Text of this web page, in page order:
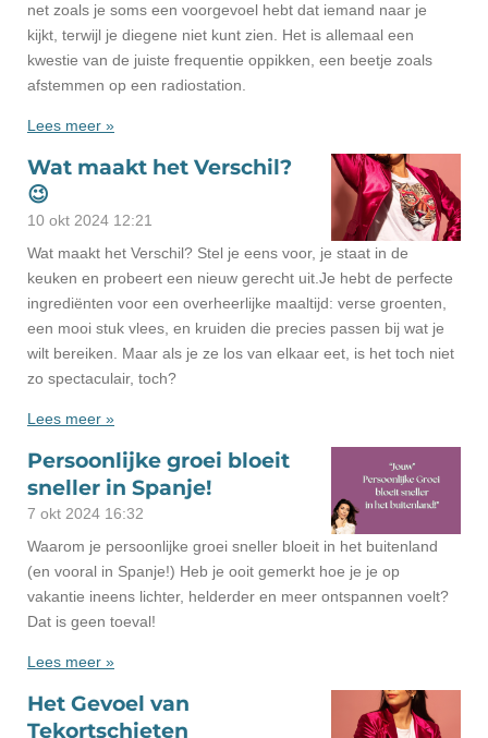
net zoals je soms een voorgevoel hebt dat iemand naar je
kijkt, terwijl je diegene niet kunt zien. Het is allemaal een
kwestie van de juiste frequentie oppikken, een beetje zoals
afstemmen op een radiostation.
Lees meer »
Wat maakt het Verschil?
😉
10 okt 2024 12:21
Wat maakt het Verschil? Stel je eens voor, je staat in de
keuken en probeert een nieuw gerecht uit.Je hebt de perfecte
ingrediënten voor een overheerlijke maaltijd: verse groenten,
een mooi stuk vlees, en kruiden die precies passen bij wat je
wilt bereiken. Maar als je ze los van elkaar eet, is het toch niet
zo spectaculair, toch?
Lees meer »
Persoonlijke groei bloeit
sneller in Spanje!
7 okt 2024 16:32
Waarom je persoonlijke groei sneller bloeit in het buitenland
(en vooral in Spanje!) Heb je ooit gemerkt hoe je je op
vakantie ineens lichter, helderder en meer ontspannen voelt?
Dat is geen toeval!
Lees meer »
Het Gevoel van
Tekortschieten